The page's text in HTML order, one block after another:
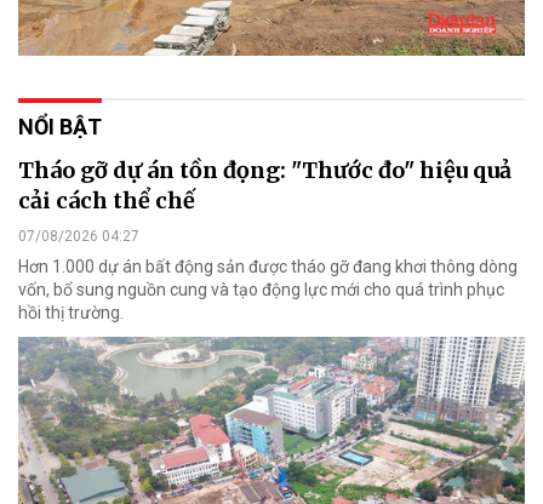
NỔI BẬT
Tháo gỡ dự án tồn đọng: "Thước đo" hiệu quả
cải cách thể chế
07/08/2026 04:27
Hơn 1.000 dự án bất động sản được tháo gỡ đang khơi thông dòng
vốn, bổ sung nguồn cung và tạo động lực mới cho quá trình phục
hồi thị trường.